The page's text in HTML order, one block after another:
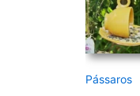
v
í
d
e
Pássaros